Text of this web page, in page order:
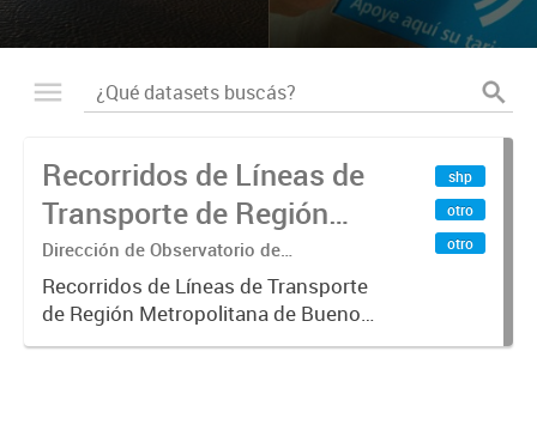
Recorridos de Líneas de
Transporte de Región
Metropolitana de
Buenos Aires (RMBA)
Dirección de Observatorio de
Transporte, Estudio y Sistemas
Recorridos de Líneas de Transporte
de Región Metropolitana de Buenos
Aires (RMBA).-
shp
otro
otro